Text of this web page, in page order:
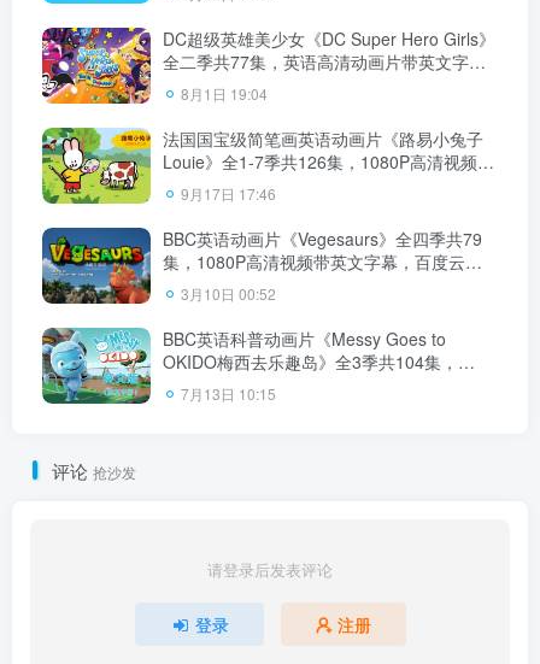
DC超级英雄美少女《DC Super Hero Girls》
全二季共77集，英语高清动画片带英文字
幕，百度云网盘下载
8月1日 19:04
法国国宝级简笔画英语动画片《路易小兔子
Louie》全1-7季共126集，1080P高清视频带
中英文字幕，百度云网盘下载！
9月17日 17:46
BBC英语动画片《Vegesaurs》全四季共79
集，1080P高清视频带英文字幕，百度云网
盘下载！
3月10日 00:52
BBC英语科普动画片《Messy Goes to
OKIDO梅西去乐趣岛》全3季共104集，
1080P高清视频带英文字幕，百度云网盘下
载！
7月13日 10:15
评论 抢沙发
请登录后发表评论
登录 注册